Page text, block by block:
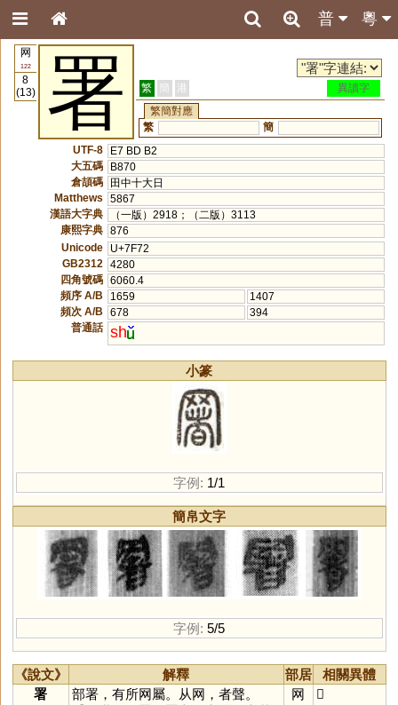
粵
普
网
122
8
(13)
署 繁 簡 港
異讀字
繁簡對應
繁
簡
UTF-8
E7 BD B2
大五碼
B870
倉頡碼
田中十大日
Matthews
5867
漢語大字典
（一版）2918；（二版）3113
康熙字典 876
Unicode
U+7F72
GB2312
4280
四角號碼 6060.4
頻序 A/B
1659
1407
頻次 A/B
678
394
普通話 sh
小篆
字例: 1/1
簡帛文字
字例: 5/5
《說文》 解釋 部居
相關異體
署
部署，有所网屬。从网，者聲。
网 𦋧